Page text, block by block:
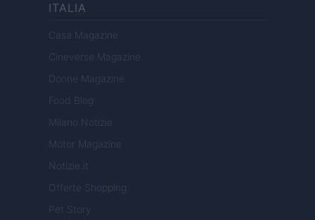
ITALIA
Casa Magazine
Cineverse Magazine
Donne Magazine
Food Blog
Milano Notizie
Motor Magazine
Notizie.it
Offerte Shopping
Pet Story